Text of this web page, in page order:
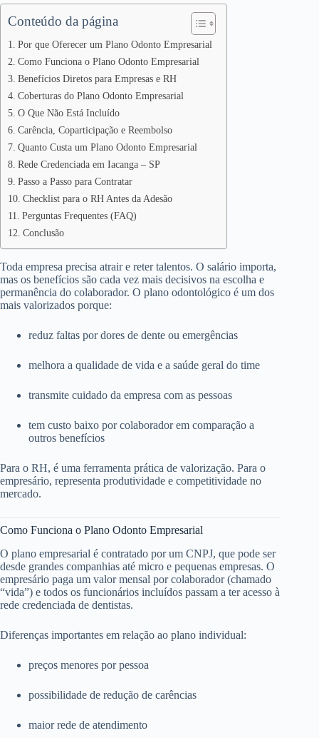
Conteúdo da página
Por que Oferecer um Plano Odonto Empresarial
Como Funciona o Plano Odonto Empresarial
Benefícios Diretos para Empresas e RH
Coberturas do Plano Odonto Empresarial
O Que Não Está Incluído
Carência, Coparticipação e Reembolso
Quanto Custa um Plano Odonto Empresarial
Rede Credenciada em Iacanga – SP
Passo a Passo para Contratar
Checklist para o RH Antes da Adesão
Perguntas Frequentes (FAQ)
Conclusão
Toda empresa precisa atrair e reter talentos. O salário importa,
mas os benefícios são cada vez mais decisivos na escolha e
permanência do colaborador. O plano odontológico é um dos
mais valorizados porque:
reduz faltas por dores de dente ou emergências
melhora a qualidade de vida e a saúde geral do time
transmite cuidado da empresa com as pessoas
tem custo baixo por colaborador em comparação a
outros benefícios
Para o RH, é uma ferramenta prática de valorização. Para o
empresário, representa produtividade e competitividade no
mercado.
Como Funciona o Plano Odonto Empresarial
O plano empresarial é contratado por um CNPJ, que pode ser
desde grandes companhias até micro e pequenas empresas. O
empresário paga um valor mensal por colaborador (chamado
“vida”) e todos os funcionários incluídos passam a ter acesso à
rede credenciada de dentistas.
Diferenças importantes em relação ao plano individual:
preços menores por pessoa
possibilidade de redução de carências
maior rede de atendimento